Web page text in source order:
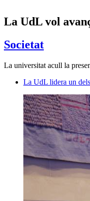
La UdL vol
Societat
La universitat acull la
La UdL lidera un